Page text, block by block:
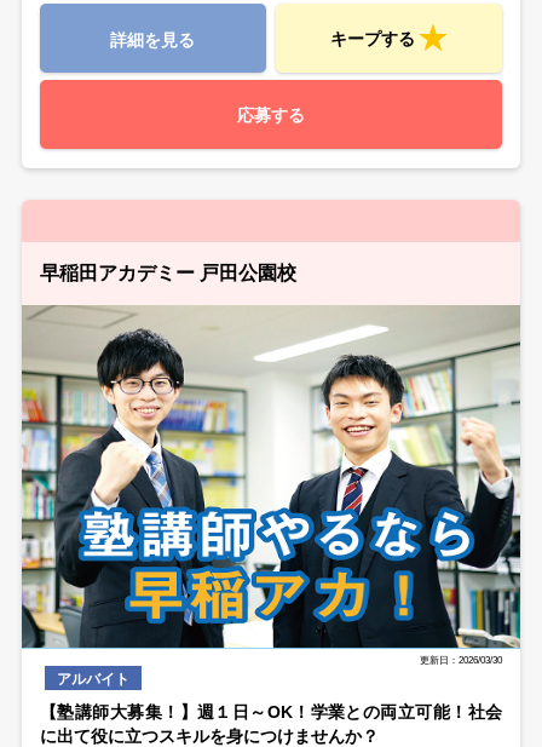
詳細を見る キープする
応募する
早稲田アカデミー 戸田公園校
更新日：2026/03/30
アルバイト
【塾講師大募集！】週１日～OK！学業との両立可能！社会
に出て役に立つスキルを身につけませんか？